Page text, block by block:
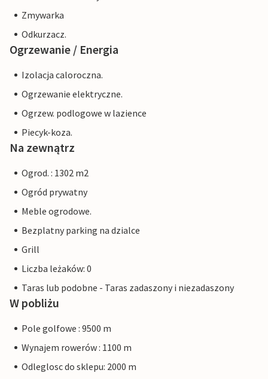
Zmywarka
Odkurzacz.
Ogrzewanie / Energia
Izolacja caloroczna.
Ogrzewanie elektryczne.
Ogrzew. podlogowe w lazience
Piecyk-koza.
Na zewnątrz
Ogrod. : 1302 m2
Ogród prywatny
Meble ogrodowe.
Bezplatny parking na dzialce
Grill
Liczba leżaków: 0
Taras lub podobne - Taras zadaszony i niezadaszony
W pobliżu
Pole golfowe : 9500 m
Wynajem rowerów : 1100 m
Odleglosc do sklepu: 2000 m